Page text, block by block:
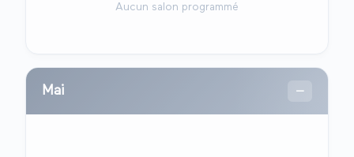
Aucun salon programmé
Mai —